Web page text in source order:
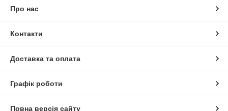
Про нас
Контакти
Доставка та оплата
Графік роботи
Повна версія сайту